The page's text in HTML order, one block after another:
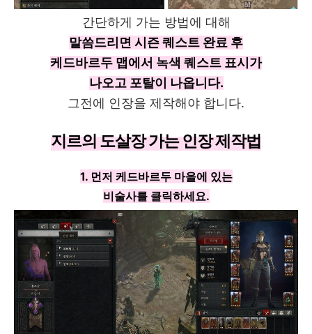
간단하게 가는 방법에 대해
말씀드리면 시즌 퀘스트 완료 후
케드바르두 맵에서 녹색 퀘스트 표시가
나오고 포탈이 나옵니다.
그전에 인장을 제작해야 합니다.
지르의 도살장 가는 인장 제작법
1. 먼저 케드바르두 마을에 있는
비술사를 클릭하세요.